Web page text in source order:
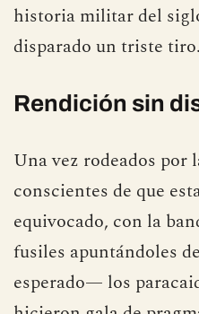
historia militar del
disparado un triste tiro.
Rendición sin
Una vez rodeados
conscientes de que
equivocado, con la
fusiles apuntándoles
esperado— los